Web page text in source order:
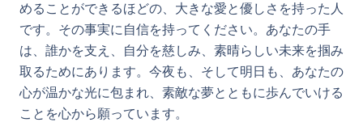
めることができるほどの、大きな愛と優しさを持った人
です。その事実に自信を持ってください。あなたの手
は、誰かを支え、自分を慈しみ、素晴らしい未来を掴み
取るためにあります。今夜も、そして明日も、あなたの
心が温かな光に包まれ、素敵な夢とともに歩んでいける
ことを心から願っています。